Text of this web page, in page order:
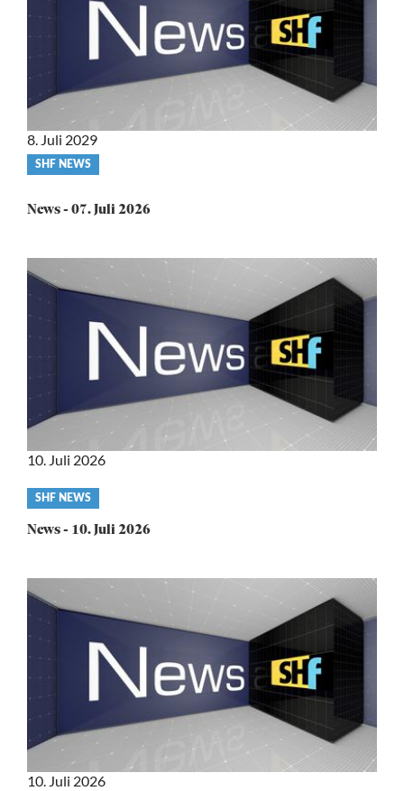
8. Juli 2029
Video
category
SHF NEWS
News - 07. Juli 2026
Video
category
SHF NEWS
News - 10. Juli 2026
10. Juli 2026
10. Juli 2026